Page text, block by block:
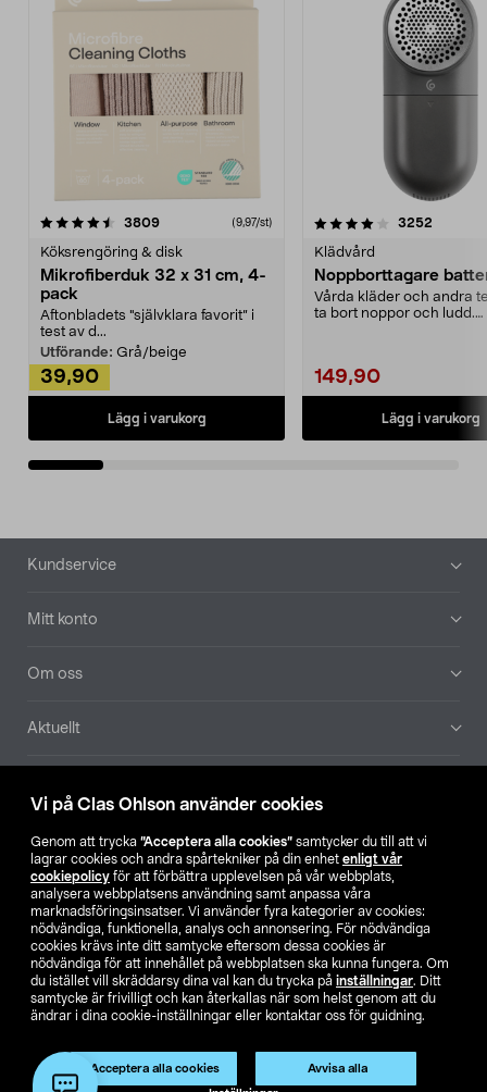
Vi på Clas Ohlson använder cookies
Genom att trycka ”Acceptera alla cookies” samtycker du till att vi
lagrar cookies och andra spårtekniker på din enhet enligt vår
cookiepolicy för att förbättra upplevelsen på vår webbplats,
analysera webbplatsens användning samt anpassa våra
marknadsföringsinsatser. Vi använder fyra kategorier av cookies:
nödvändiga, funktionella, analys och annonsering. För nödvändiga
cookies krävs inte ditt samtycke eftersom dessa cookies är
nödvändiga för att innehållet på webbplatsen ska kunna fungera. Om
du istället vill skräddarsy dina val kan du trycka på inställningar. Ditt
samtycke är frivilligt och kan återkallas när som helst genom att du
ändrar i dina cookie-inställningar eller kontaktar oss för guidning.
Acceptera alla cookies Avvisa alla
Produkten har utgått
Artikelnr: 50-8593
3809recensioner (9,97/st)
Köksrengöring & disk
Mikrofiberduk 32 x 31 cm, 4-
pack
Aftonbladets "självklara favorit” i
test av d...
Utförande: Grå/beige
39,90
Lägg i varukorg
4.0av 5 stjärnor 3252
Klädvård
Noppborttagare
Vårda kläder och andra
ta bort noppor och ludd.
149,90
Lägg i varukorg
4.5av 5 stjärnor
Sidfot
Kundservice
Mitt konto
Om oss
Aktuellt
Hitta butik
SE NO FI
Ändra till priser exklusive moms